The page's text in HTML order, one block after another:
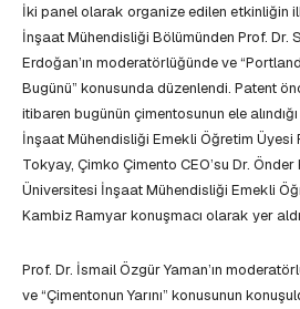
İki panel olarak organize edilen etkinliğin
İnşaat Mühendisliği Bölümünden Prof. Dr.
Erdoğan’ın moderatörlüğünde ve
Bugünü” konusunda düzenlendi. Patent
itibaren bugünün çimentosunun ele
İnşaat Mühendisliği Emekli Öğretim Üyesi
Tokyay, Çimko Çimento CEO’su Dr. Önder
Üniversitesi İnşaat Mühendisliği Emekli
Kambiz Ramyar konuşmacı olarak yer
Prof. Dr. İsmail Özgür Yaman’ın
ve “Çimentonun Yarını” konusunun